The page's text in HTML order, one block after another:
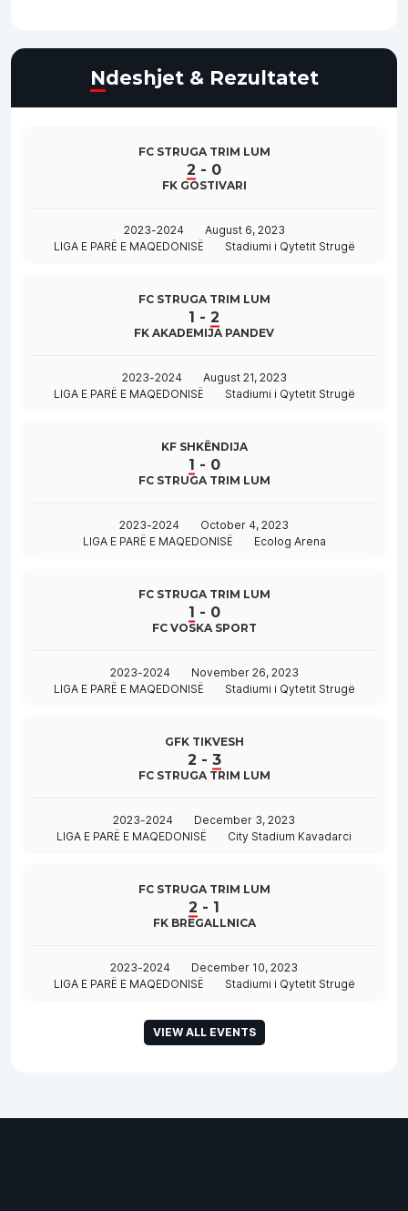
Ndeshjet & Rezultatet
FC STRUGA TRIM LUM
2 - 0
FK GOSTIVARI
2023-2024
August 6, 2023
LIGA E PARË E MAQEDONISË
Stadiumi i Qytetit Strugë
FC STRUGA TRIM LUM
1 - 2
FK AKADEMIJA PANDEV
2023-2024
August 21, 2023
LIGA E PARË E MAQEDONISË
Stadiumi i Qytetit Strugë
KF SHKËNDIJA
1 - 0
FC STRUGA TRIM LUM
2023-2024
October 4, 2023
LIGA E PARË E MAQEDONISË
Ecolog Arena
FC STRUGA TRIM LUM
1 - 0
FC VOSKA SPORT
2023-2024
November 26, 2023
LIGA E PARË E MAQEDONISË
Stadiumi i Qytetit Strugë
GFK TIKVESH
2 - 3
FC STRUGA TRIM LUM
2023-2024
December 3, 2023
LIGA E PARË E MAQEDONISË
City Stadium Kavadarci
FC STRUGA TRIM LUM
2 - 1
FK BREGALLNICA
2023-2024
December 10, 2023
LIGA E PARË E MAQEDONISË
Stadiumi i Qytetit Strugë
VIEW ALL EVENTS